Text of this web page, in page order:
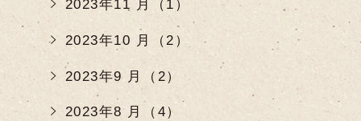
2023年11 月（1）
2023年10 月（2）
2023年9 月（2）
2023年8 月（4）